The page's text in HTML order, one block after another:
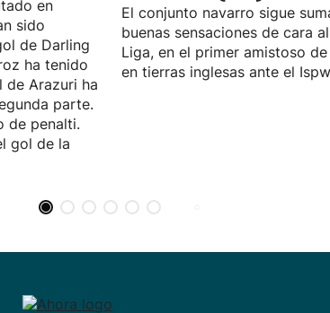
en
sido
de Darling
ha tenido
de Arazuri ha
parte.
de penalti.
gol de la
El conjunto navarro sigue
buenas sensaciones de cara
Liga, en el primer amistoso
en tierras inglesas ante el